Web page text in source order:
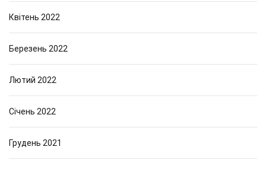
Квітень 2022
Березень 2022
Лютий 2022
Січень 2022
Грудень 2021